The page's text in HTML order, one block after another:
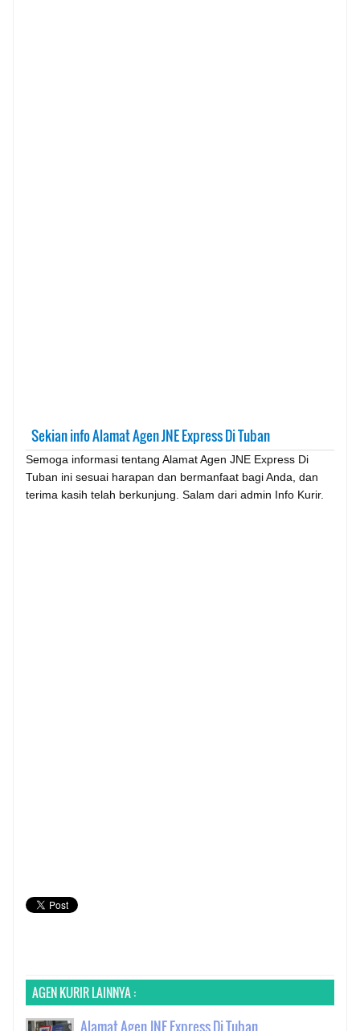
Sekian info Alamat Agen JNE Express Di Tuban
Semoga informasi tentang Alamat Agen JNE Express Di
Tuban ini sesuai harapan dan bermanfaat bagi Anda, dan
terima kasih telah berkunjung. Salam dari admin Info Kurir.
AGEN KURIR LAINNYA :
Alamat Agen JNE Express Di Tuban